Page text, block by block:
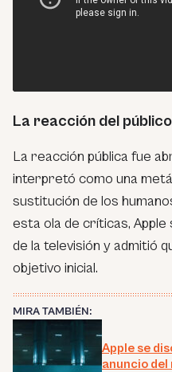
La reacción del
La reacción pública fue
interpretó como una
sustitución de los
esta ola de críticas,
de la televisión y admitió
objetivo inicial.
MIRA TAMBIÉN:
Apple se
anuncio del